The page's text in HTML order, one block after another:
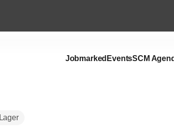
Jobmarked EventsSCM
Lager